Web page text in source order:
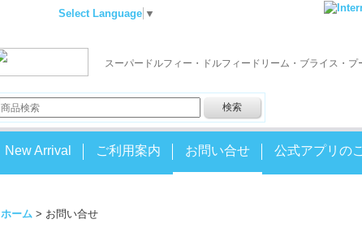
Select Language ▼
スーパードルフィー・ドルフィードリーム・ブライス・
New Arrival ご利用案内 お問い合せ 公式アプリの
ホーム > お問い合せ